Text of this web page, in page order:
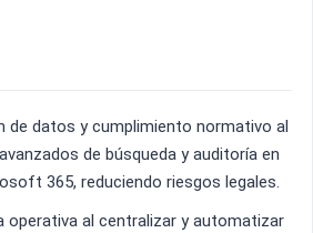
de datos y cumplimiento normativo al
de búsqueda y auditoría en
365, reduciendo riesgos legales.
operativa al centralizar y automatizar